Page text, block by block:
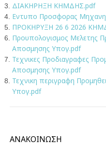
ΔΙΑΚΗΡΗΞΗ ΚΗΜΔΗΣ.pdf
Εντυπο Προσφορας
ΠΡΟΚΗΡΥΞΗ 26 6 2026
Προυπολογισμος Μελετης
Αποσμησης Υπογ.pdf
Τεχνικες Προδιαγραφες
Αποσμησης Υπογ.pdf
Τεχνικη περιγραφη
Υπογ.pdf
ΑΝΑΚΟΙΝΩΣΗ